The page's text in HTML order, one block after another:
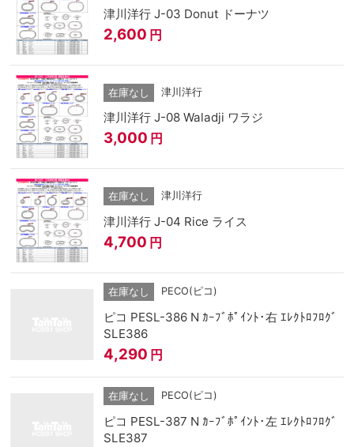
津川洋行 J-03 Donut ドーナツ
2,600 円
在庫なし 津川洋行
津川洋行 J-08 Waladji ワラジ
3,000 円
在庫なし 津川洋行
津川洋行 J-04 Rice ライス
4,700 円
在庫なし PECO(ピコ)
ピコ PESL-386 N ｶｰﾌﾞﾎﾟｲﾝﾄ･右 ｴﾚｸﾄﾛﾌﾛｸﾞ
SLE386
4,290 円
在庫なし PECO(ピコ)
ピコ PESL-387 N ｶｰﾌﾞﾎﾟｲﾝﾄ･左 ｴﾚｸﾄﾛﾌﾛｸﾞ
SLE387